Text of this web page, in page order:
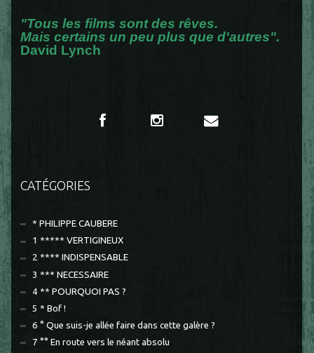
"Tous les films sont des rêves.
Mais certains un peu plus que d'autres".
David Lynch
CATÉGORIES
* PHILIPPE CAUBERE
1 ***** VERTIGINEUX
2 **** INDISPENSABLE
3 *** NECESSAIRE
4 ** POURQUOI PAS ?
5 * Bof !
6 ° Que suis-je allée faire dans cette galère ?
7 °° En route vers le néant absolu